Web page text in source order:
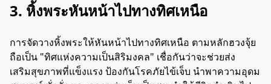
3. หิ้งพระหันหน้าไปทางทิศเหนือ
การจัดวางหิ้งพระให้หันหน้าไปทางทิศเหนือ ตามหลักฮวงจุ้ย
ถือเป็น "ทิศแห่งความเป็นสิริมงคล" เชื่อกันว่าจะช่วยส่ง
เสริมสุขภาพที่แข็งแรง ป้องกันโรคภัยไข้เจ็บ นำพาความอุดม